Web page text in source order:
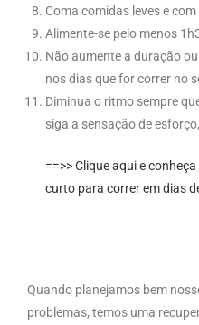
Coma comidas leves e
Alimente-se pelo menos
Não aumente a duração
nos dias que for correr no
Diminua o ritmo sempre
siga a sensação de
==>> Clique aqui e
curto para correr em dias
Quando planejamos bem
problemas, temos uma